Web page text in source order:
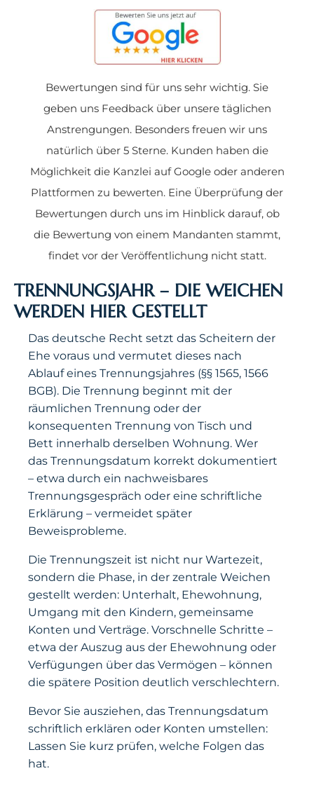
Bewertungen sind für uns sehr wichtig. Sie
geben uns Feedback über unsere täglichen
Anstrengungen. Besonders freuen wir uns
natürlich über 5 Sterne. Kunden haben die
Möglichkeit die Kanzlei auf Google oder anderen
Plattformen zu bewerten. Eine Überprüfung der
Bewertungen durch uns im Hinblick darauf, ob
die Bewertung von einem Mandanten stammt,
findet vor der Veröffentlichung nicht statt.
TRENNUNGSJAHR – DIE WEICHEN
WERDEN HIER GESTELLT
Das deutsche Recht setzt das Scheitern der
Ehe voraus und vermutet dieses nach
Ablauf eines Trennungsjahres (§§ 1565, 1566
BGB). Die Trennung beginnt mit der
räumlichen Trennung oder der
konsequenten Trennung von Tisch und
Bett innerhalb derselben Wohnung. Wer
das Trennungsdatum korrekt dokumentiert
– etwa durch ein nachweisbares
Trennungsgespräch oder eine schriftliche
Erklärung – vermeidet später
Beweisprobleme.
Die Trennungszeit ist nicht nur Wartezeit,
sondern die Phase, in der zentrale Weichen
gestellt werden: Unterhalt, Ehewohnung,
Umgang mit den Kindern, gemeinsame
Konten und Verträge. Vorschnelle Schritte –
etwa der Auszug aus der Ehewohnung oder
Verfügungen über das Vermögen – können
die spätere Position deutlich verschlechtern.
Bevor Sie ausziehen, das Trennungsdatum
schriftlich erklären oder Konten umstellen:
Lassen Sie kurz prüfen, welche Folgen das
hat.